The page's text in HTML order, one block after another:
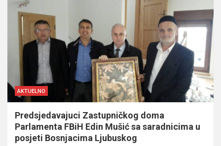
AKTUELNO
Predsjedavajuci Zastupničkog doma
Parlamenta FBiH Edin Mušić sa saradnicima u
posjeti Bosnjacima Ljubuskog